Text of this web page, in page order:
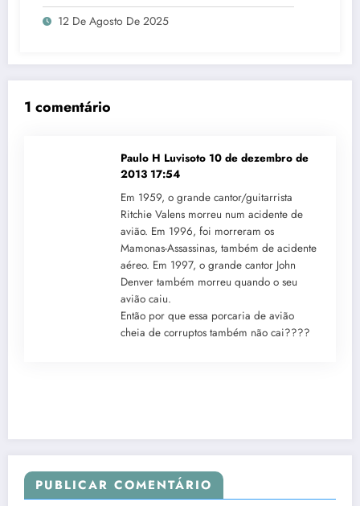
12 De Agosto De 2025
1 comentário
Paulo H Luvisoto 10 de dezembro de
2013 17:54
Em 1959, o grande cantor/guitarrista
Ritchie Valens morreu num acidente de
avião. Em 1996, foi morreram os
Mamonas-Assassinas, também de acidente
aéreo. Em 1997, o grande cantor John
Denver também morreu quando o seu
avião caiu.
Então por que essa porcaria de avião
cheia de corruptos também não cai????
PUBLICAR COMENTÁRIO